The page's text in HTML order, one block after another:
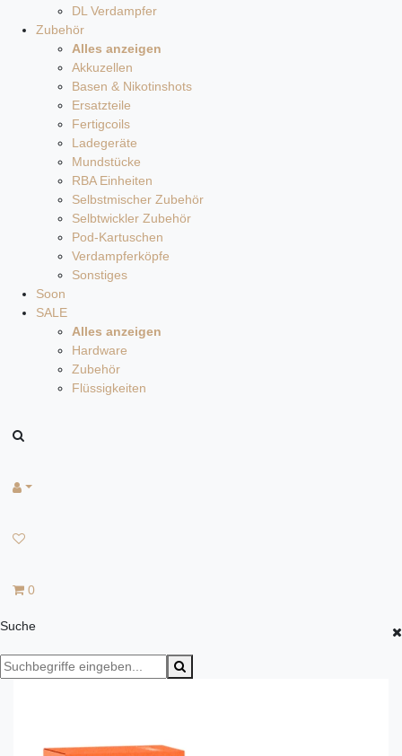
DL Verdampfer
Zubehör
Alles anzeigen
Akkuzellen
Basen & Nikotinshots
Ersatzteile
Fertigcoils
Ladegeräte
Mundstücke
RBA Einheiten
Selbstmischer Zubehör
Selbtwickler Zubehör
Pod-Kartuschen
Verdampferköpfe
Sonstiges
Soon
SALE
Alles anzeigen
Hardware
Zubehör
Flüssigkeiten
0
Suche